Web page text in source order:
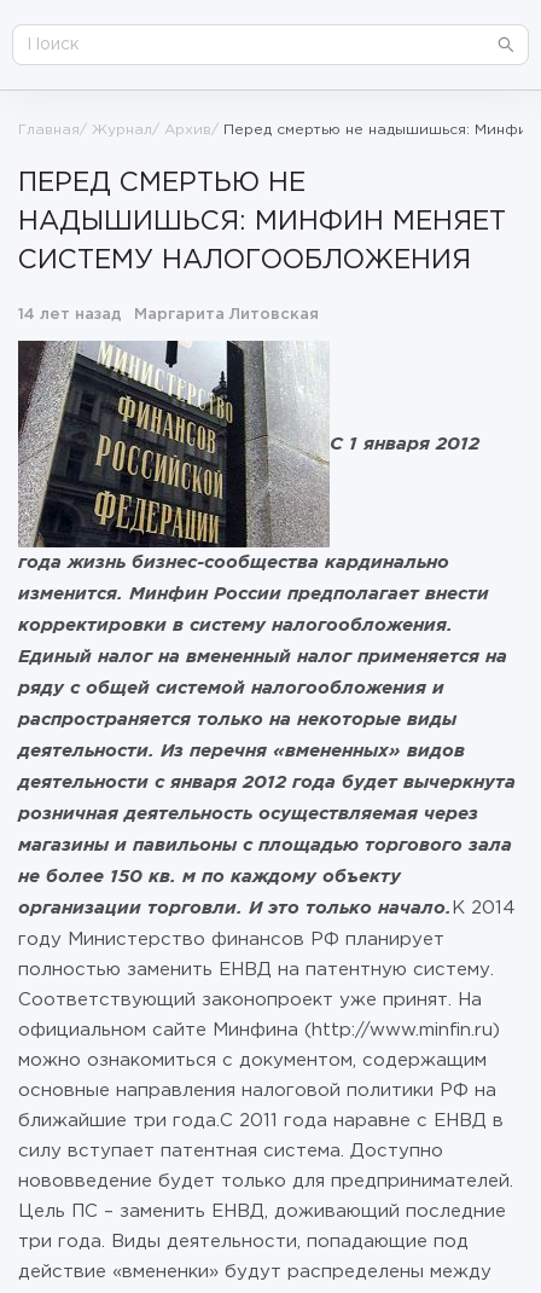
Главная Журнал Архив Перед смертью не надышишься: Минфин
ПЕРЕД СМЕРТЬЮ НЕ
НАДЫШИШЬСЯ: МИНФИН МЕНЯЕТ
СИСТЕМУ НАЛОГООБЛОЖЕНИЯ
14 лет назад Маргарита Литовская
С 1 января 2012
года жизнь бизнес-сообщества кардинально
изменится. Минфин России предполагает внести
корректировки в систему налогообложения.
Единый налог на вмененный налог применяется на
ряду с общей системой налогообложения и
распространяется только на некоторые виды
деятельности. Из перечня «вмененных» видов
деятельности с января 2012 года будет вычеркнута
розничная деятельность осуществляемая через
магазины и павильоны с площадью торгового зала
не более 150 кв. м по каждому объекту
организации торговли. И это только начало. К 2014
году Министерство финансов РФ планирует
полностью заменить ЕНВД на патентную систему.
Соответствующий законопроект уже принят. На
официальном сайте Минфина (http://www.minfin.ru)
можно ознакомиться с документом, содержащим
основные направления налоговой политики РФ на
ближайшие три года.С 2011 года наравне с ЕНВД в
силу вступает патентная система. Доступно
нововведение будет только для предпринимателей.
Цель ПС – заменить ЕНВД, доживающий последние
три года. Виды деятельности, попадающие под
действие «вмененки» будут распределены между